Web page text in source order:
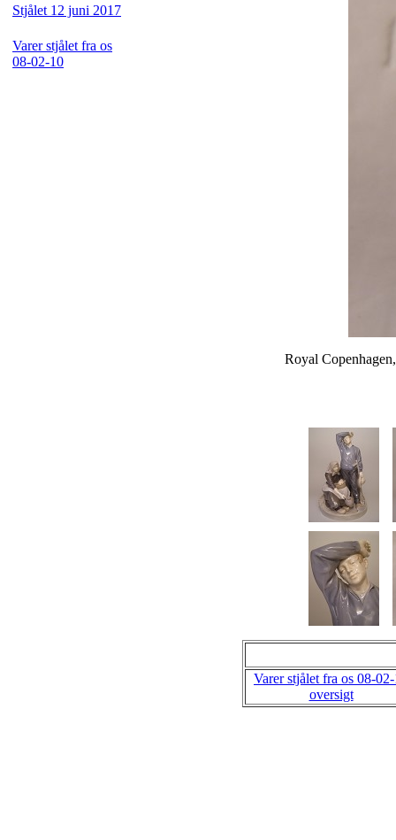
Stjålet 12 juni 2017
Varer stjålet fra os
08-02-10
Royal
Varer stjålet fra os 08-
oversigt